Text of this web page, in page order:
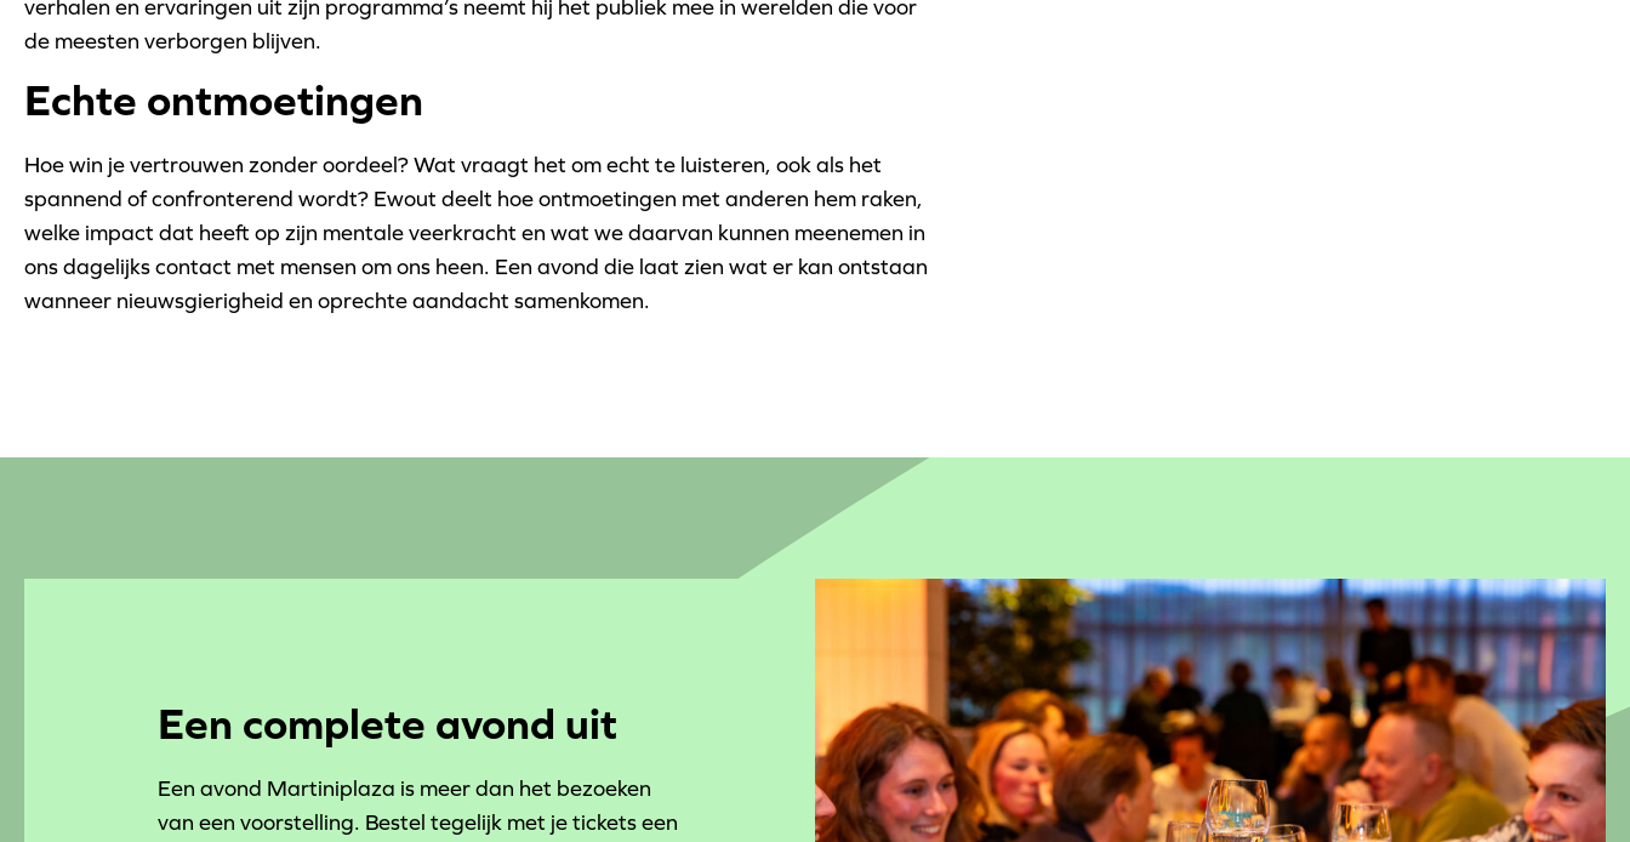
verhalen en ervaringen uit zijn programma’s neemt hij het publiek mee in werelden die voor
de meesten verborgen blijven.
Echte ontmoetingen
Hoe win je vertrouwen zonder oordeel? Wat vraagt het om echt te luisteren, ook als het
spannend of confronterend wordt? Ewout deelt hoe ontmoetingen met anderen hem raken,
welke impact dat heeft op zijn mentale veerkracht en wat we daarvan kunnen meenemen in
ons dagelijks contact met mensen om ons heen. Een avond die laat zien wat er kan ontstaan
wanneer nieuwsgierigheid en oprechte aandacht samenkomen.
Een complete avond uit
Een avond Martiniplaza is meer dan het bezoeken
van een voorstelling. Bestel tegelijk met je tickets een